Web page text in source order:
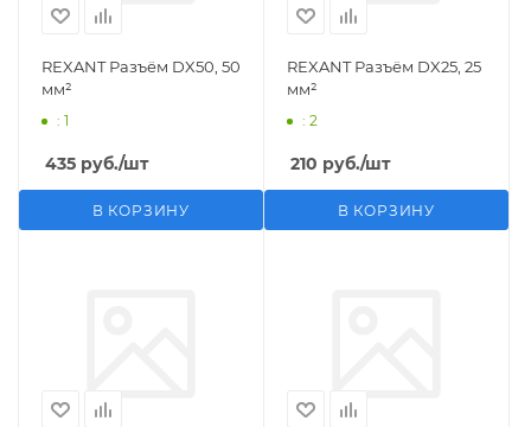
REXANT Разъём DX50, 50
мм²
: 1
435 руб./шт
В КОРЗИНУ
REXANT Разъём DX25, 25
мм²
: 2
210 руб./шт
В КОРЗИНУ